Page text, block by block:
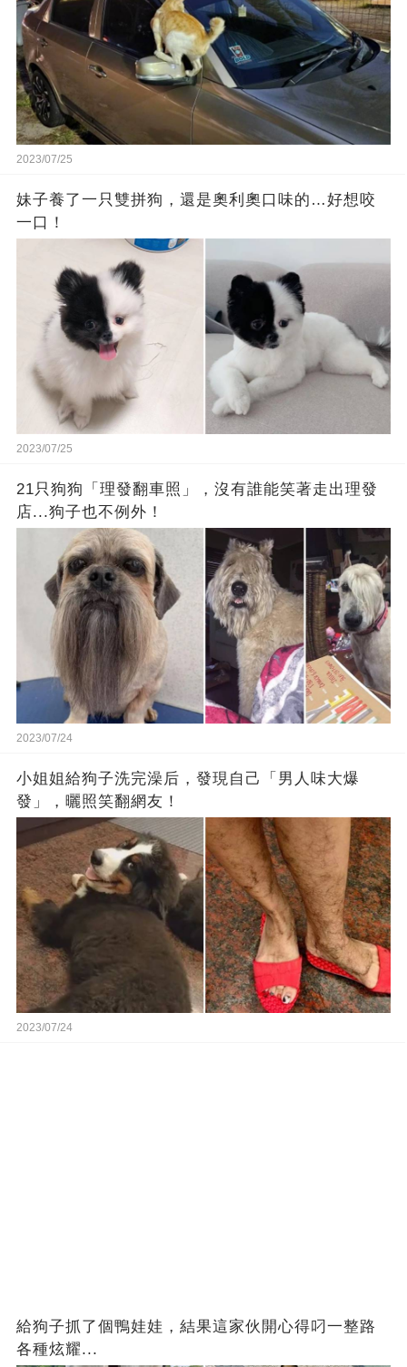
2023/07/25
妹子養了一只雙拼狗，還是奧利奧口味的…好想咬
一口！
2023/07/25
21只狗狗「理發翻車照」，沒有誰能笑著走出理發
店...狗子也不例外！
2023/07/24
小姐姐給狗子洗完澡后，發現自己「男人味大爆
發」，曬照笑翻網友！
2023/07/24
給狗子抓了個鴨娃娃，結果這家伙開心得叼一整路
各種炫耀...